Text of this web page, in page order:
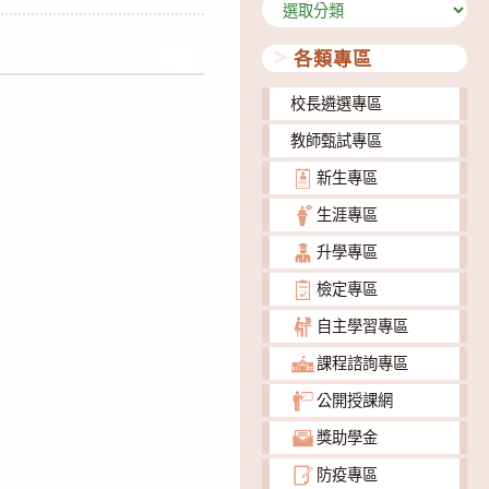
類
各類專區
校長遴選專區
教師甄試專區
新生專區
生涯專區
升學專區
檢定專區
自主學習專區
課程諮詢專區
公開授課網
獎助學金
防疫專區